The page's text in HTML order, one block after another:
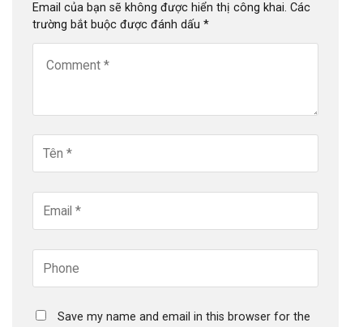
Email của bạn sẽ không được hiển thị công khai. Các
trường bắt buộc được đánh dấu *
Save my name and email in this browser for the